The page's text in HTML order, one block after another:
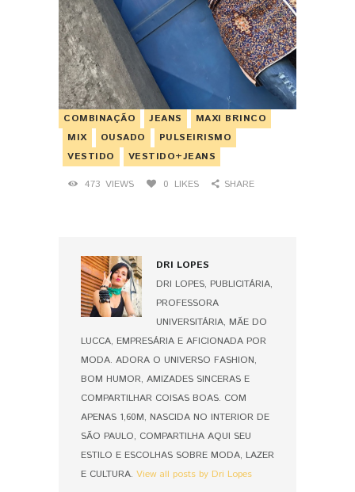
COMBINAÇÃO JEANS
MAXI BRINCO
MIX
OUSADO
PULSEIRISMO
VESTIDO
VESTIDO+JEANS
473 VIEWS 0 LIKES SHARE
DRI LOPES
DRI LOPES, PUBLICITÁRIA,
PROFESSORA
UNIVERSITÁRIA, MÃE DO
LUCCA, EMPRESÁRIA E AFICIONADA POR
MODA. ADORA O UNIVERSO FASHION,
BOM HUMOR, AMIZADES SINCERAS E
COMPARTILHAR COISAS BOAS. COM
APENAS 1,60M, NASCIDA NO INTERIOR DE
SÃO PAULO, COMPARTILHA AQUI SEU
ESTILO E ESCOLHAS SOBRE MODA, LAZER
E CULTURA. View all posts by Dri Lopes